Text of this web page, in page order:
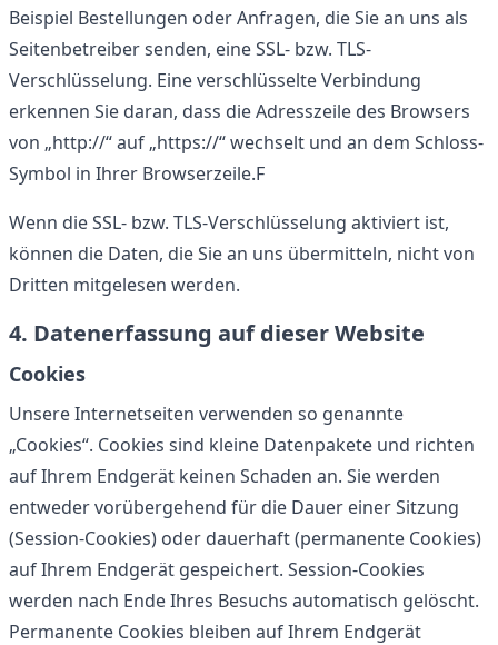
Beispiel Bestellungen oder Anfragen, die Sie an uns als
Seitenbetreiber senden, eine SSL- bzw. TLS-
Verschlüsselung. Eine verschlüsselte Verbindung
erkennen Sie daran, dass die Adresszeile des Browsers
von „http://“ auf „https://“ wechselt und an dem Schloss-
Symbol in Ihrer Browserzeile.F
Wenn die SSL- bzw. TLS-Verschlüsselung aktiviert ist,
können die Daten, die Sie an uns übermitteln, nicht von
Dritten mitgelesen werden.
4. Datenerfassung auf dieser Website
Cookies
Unsere Internetseiten verwenden so genannte
„Cookies“. Cookies sind kleine Datenpakete und richten
auf Ihrem Endgerät keinen Schaden an. Sie werden
entweder vorübergehend für die Dauer einer Sitzung
(Session-Cookies) oder dauerhaft (permanente Cookies)
auf Ihrem Endgerät gespeichert. Session-Cookies
werden nach Ende Ihres Besuchs automatisch gelöscht.
Permanente Cookies bleiben auf Ihrem Endgerät